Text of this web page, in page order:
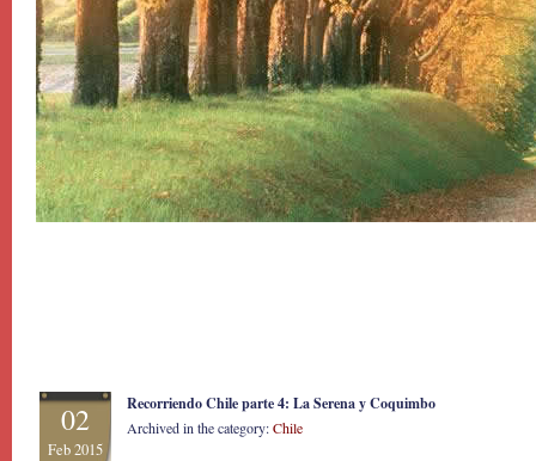
02
Feb 2015
Recorriendo Chile parte 4: La Serena y Coquimbo
Archived in the category:Chile